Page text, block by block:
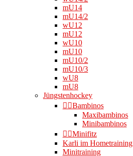
mU14
mU14/2
wU12
mU12
wU10
mU10
mU10/2
mU10/3
wU8
mU8
Jüngstenhockey
👉🏻Bambinos
Maxibambinos
Minibambinos
👉🏻Minifitz
Karli im Hometraining
Minitraining